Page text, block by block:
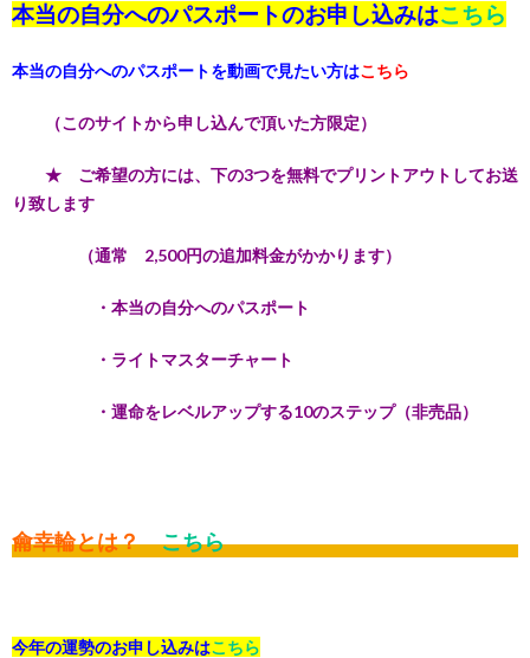
本当の自分へのパスポートのお申し込みはこちら
本当の自分へのパスポートを動画で見たい方はこちら
（このサイトから申し込んで頂いた方限定）
★ ご希望の方には、下の3つを無料でプリントアウトしてお送
り致します
（通常 2,500円の追加料金がかかります）
・本当の自分へのパスポート
・ライトマスターチャート
・運命をレベルアップする10のステップ（非売品）
龠幸輪とは？ こちら
今年の運勢のお申し込みはこちら